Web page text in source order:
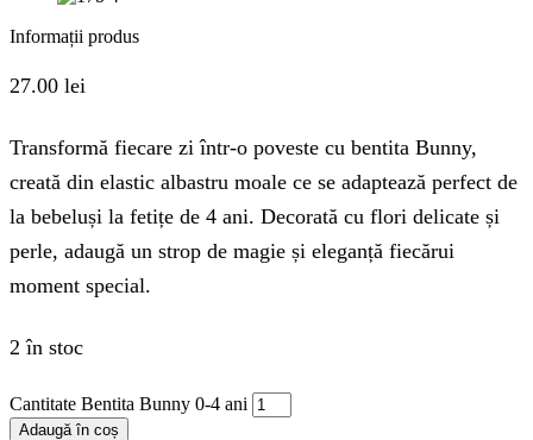
Informații produs
27.00 lei
Transformă fiecare zi într-o poveste cu bentita Bunny,
creată din elastic albastru moale ce se adaptează perfect de
la bebeluși la fetițe de 4 ani. Decorată cu flori delicate și
perle, adaugă un strop de magie și eleganță fiecărui
moment special.
2 în stoc
Cantitate Bentita Bunny 0-4 ani
Adaugă în coș